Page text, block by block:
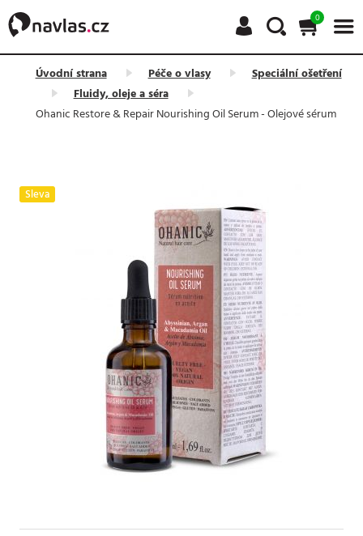
0
Úvodní strana Péče o vlasy
Speciální ošetření
Fluidy, oleje a séra
Ohanic Restore & Repair Nourishing Oil Serum - Olejové sérum
Sleva